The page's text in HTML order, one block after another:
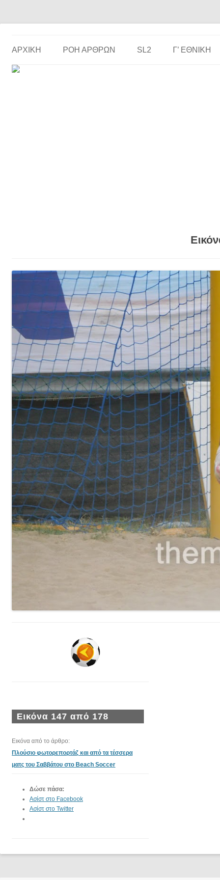
ΑΡΧΙΚΗ ΡΟΗ ΑΡΘΡΩΝ SL2 Γ’ ΕΘΝΙΚΉ
Εικόνα 147 από 178
Εικόνα από το άρθρο:
Πλούσιο φωτορεπορτάζ και από τα τέσσερα
ματς του Σαββάτου στο Beach Soccer
Δώσε πάσα:
Ασίστ στο Facebook
Ασίστ στο Twitter